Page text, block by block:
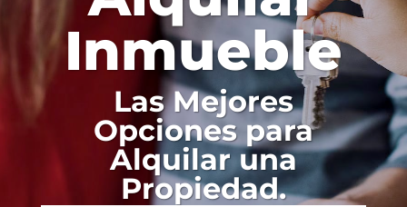
Inmueble
Las Mejores
Opciones para
Alquilar una
Propiedad.